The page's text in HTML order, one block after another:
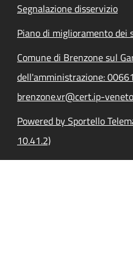
Segnalazione disservizio
Piano di miglioramento dei
Comune di Brenzone sul
dell'amministrazione:
brenzone.vr@cert.ip-
Powered by Sportello
10.41.2)